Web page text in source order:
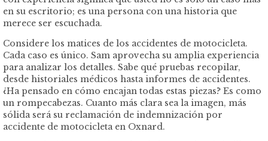
en su escritorio; es una persona con una historia que
merece ser escuchada.
Considere los matices de los accidentes de motocicleta.
Cada caso es único. Sam aprovecha su amplia experiencia
para analizar los detalles. Sabe qué pruebas recopilar,
desde historiales médicos hasta informes de accidentes.
¿Ha pensado en cómo encajan todas estas piezas? Es como
un rompecabezas. Cuanto más clara sea la imagen, más
sólida será su reclamación de indemnización por
accidente de motocicleta en Oxnard.